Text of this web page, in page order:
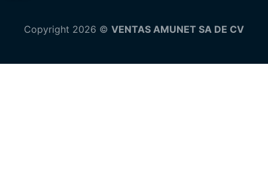
Copyright 2026 © VENTAS AMUNET SA DE CV